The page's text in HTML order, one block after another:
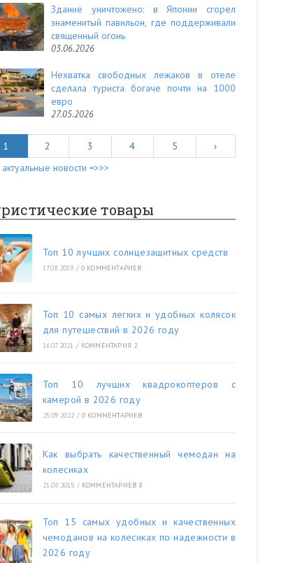
Здание уничтожено: в Японии сгорел
знаменитый павильон, где поддерживали
священный огонь
03.06.2026
Нехватка свободных лежаков в отеле
сделала туриста богаче почти на 1000
евро
27.05.2026
1 2 3 4 5
›
новости =>>>
товары
Топ 10 лучших солнцезащитных средств
17.08.2019 / 0 КОММЕНТАРИЕВ
Топ 10 самых легких и удобных колясок
для путешествий в 2026 году
16.07.2021 / КОММЕНТАРИЯ 2
Топ 10 лучших квадрокоптеров с
камерой в 2026 году
25.09.2022 / 0 КОММЕНТАРИЕВ
Как выбрать качественный чемодан на
колесиках
21.08.2015 / КОММЕНТАРИЕВ 8
Топ 15 самых удобных и качественных
чемоданов на колесиках по надежности в
2026 году